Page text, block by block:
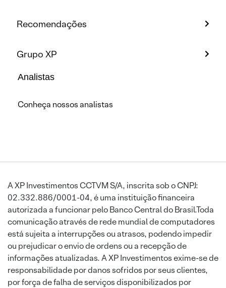
Recomendações
Grupo XP
Analistas
Conheça nossos analistas
A XP Investimentos CCTVM S/A, inscrita sob o CNPJ:
02.332.886/0001-04, é uma instituição financeira
autorizada a funcionar pelo Banco Central do Brasil.Toda
comunicação através de rede mundial de computadores
está sujeita a interrupções ou atrasos, podendo impedir
ou prejudicar o envio de ordens ou a recepção de
informações atualizadas. A XP Investimentos exime-se de
responsabilidade por danos sofridos por seus clientes,
por força de falha de serviços disponibilizados por